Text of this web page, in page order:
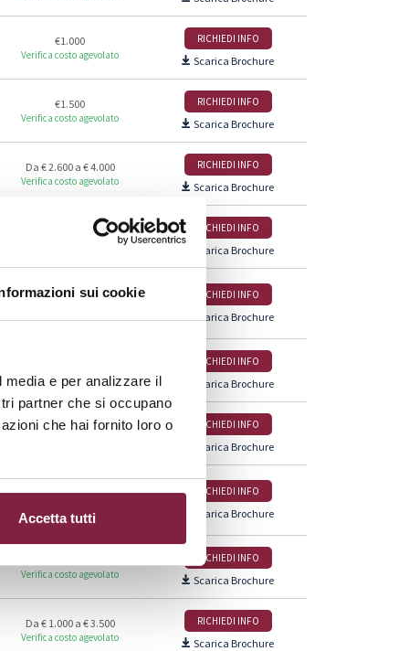
sui cookie
e per analizzare il
partner che si occupano
che hai fornito loro o
Accetta tutti
€1.000
Verifica costo agevolato
RICHIEDI INFO
Scarica Brochure
€1.500
Verifica costo agevolato
RICHIEDI INFO
Scarica Brochure
Da € 2.600 a € 4.000
Verifica costo agevolato
RICHIEDI INFO
Scarica Brochure
Da € 2.600 a € 4.000
Verifica costo agevolato
RICHIEDI INFO
Scarica Brochure
Da € 2.600 a € 4.000 RICHIEDI INFO
Scarica Brochure
Verifica costo agevolato
RICHIEDI INFO
Scarica Brochure
Da € 2.600 a € 4.000 RICHIEDI INFO
Scarica Brochure
€2.000 RICHIEDI INFO
Scarica Brochure
Verifica costo agevolato
RICHIEDI INFO
Scarica Brochure
Da € 1.000 a € 3.500
Verifica costo agevolato
RICHIEDI INFO
Scarica Brochure